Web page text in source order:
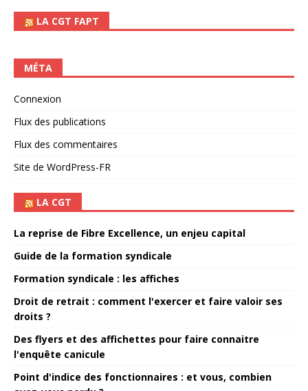
LA CGT FAPT
MÉTA
Connexion
Flux des publications
Flux des commentaires
Site de WordPress-FR
LA CGT
La reprise de Fibre Excellence, un enjeu capital
Guide de la formation syndicale
Formation syndicale : les affiches
Droit de retrait : comment l'exercer et faire valoir ses
droits ?
Des flyers et des affichettes pour faire connaitre
l'enquête canicule
Point d'indice des fonctionnaires : et vous, combien